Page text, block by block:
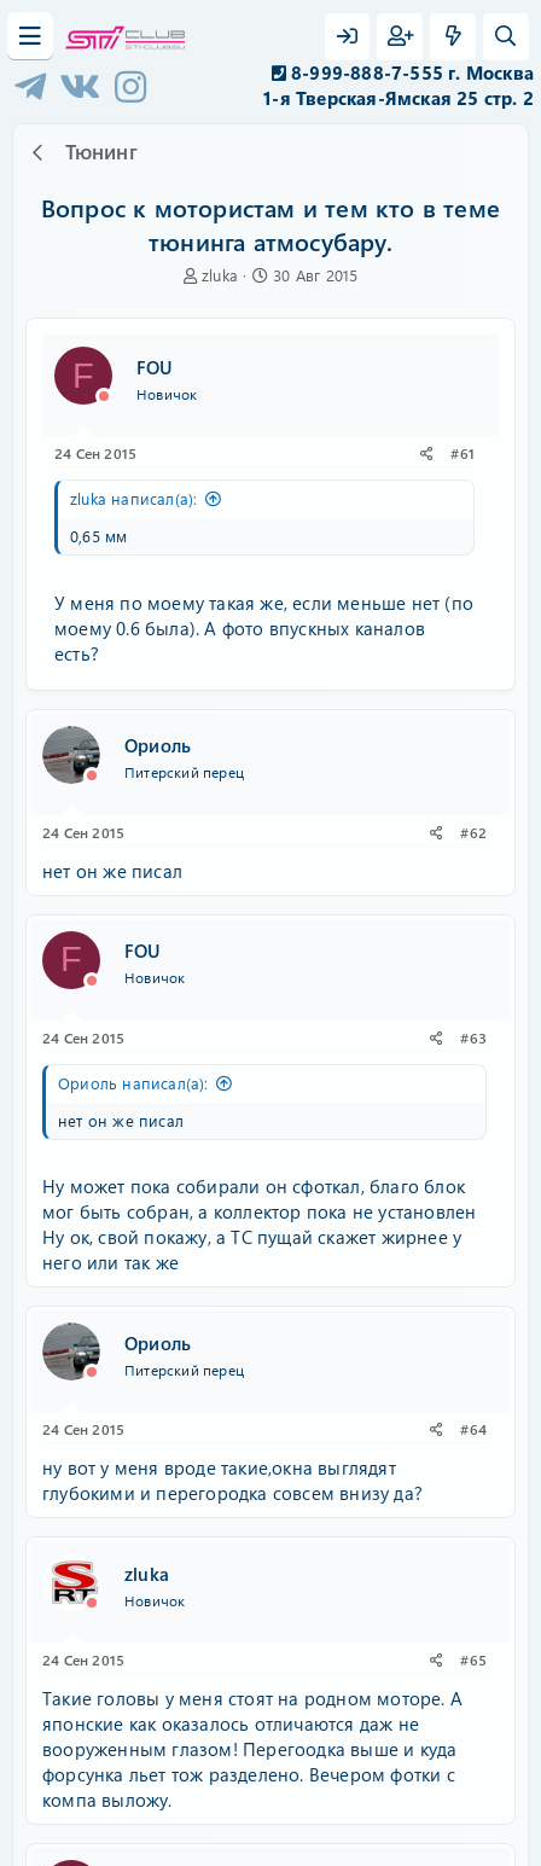
8-999-888-7-555 г. Москва
1-я Тверская-Ямская 25 стр. 2
Тюнинг
Вопрос к мотористам и тем кто в теме
тюнинга атмосубару.
А
zluka
Д
30 Авг 2015
F FOU
Новичок
24 Сен 2015 #61
zluka написал(а):
0,65 мм
У меня по моему такая же, если меньше нет (по
моему 0.6 была). А фото впускных каналов
есть?
Ориоль
Питерский перец
24 Сен 2015 #62
нет он же писал
F FOU
Новичок
24 Сен 2015 #63
Ориоль написал(а):
нет он же писал
Ну может пока собирали он сфоткал, благо блок
мог быть собран, а коллектор пока не установлен
Ну ок, свой покажу, а ТС пущай скажет жирнее у
него или так же
Ориоль
Питерский перец
24 Сен 2015 #64
ну вот у меня вроде такие,окна выглядят
глубокими и перегородка совсем внизу да?
zluka
Новичок
24 Сен 2015 #65
Такие головы у меня стоят на родном моторе. А
японские как оказалось отличаются даж не
вооруженным глазом! Перегоодка выше и куда
форсунка льет тож разделено. Вечером фотки с
компа выложу.